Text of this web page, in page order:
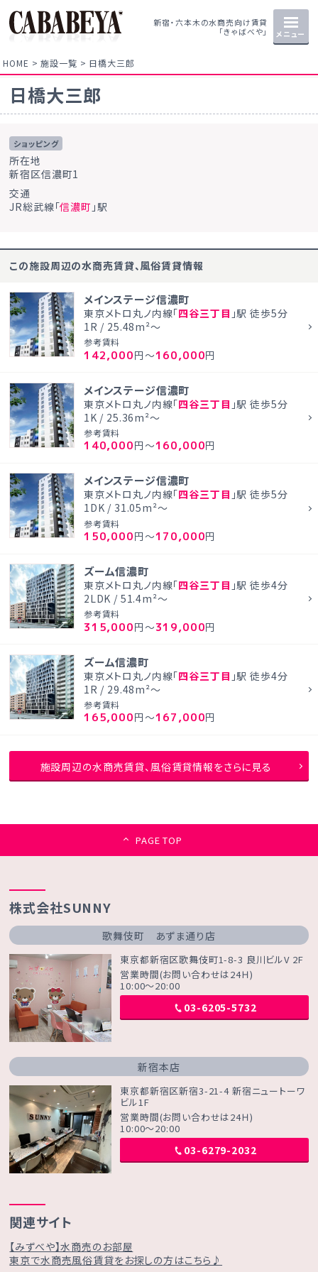
新宿・六本木の水商売向け賃貸
「きゃばべや」
メニュー
HOME 施設一覧 日橋大三郎
日橋大三郎
ショッピング
所在地
新宿区信濃町1
交通
JR総武線「信濃町 」駅
この施設周辺の水商売賃貸、風俗賃貸情報
メインステージ信濃町
東京メトロ丸ノ内線「四谷三丁目 」駅 徒歩5分
1R / 25.48m²～
参考賃料
142,000円～160,000円
メインステージ信濃町
東京メトロ丸ノ内線「四谷三丁目 」駅 徒歩5分
1K / 25.36m²～
参考賃料
140,000円～160,000円
メインステージ信濃町
東京メトロ丸ノ内線「四谷三丁目 」駅 徒歩5分
1DK / 31.05m²～
参考賃料
150,000円～170,000円
ズーム信濃町
東京メトロ丸ノ内線「四谷三丁目 」駅 徒歩4分
2LDK / 51.4m²～
参考賃料
315,000円～319,000円
ズーム信濃町
東京メトロ丸ノ内線「四谷三丁目 」駅 徒歩4分
1R / 29.48m²～
参考賃料
165,000円～167,000円
施設周辺の水商売賃貸、風俗賃貸情報をさらに見る
PAGE TOP
株式会社SUNNY
歌舞伎町 あずま通り店
東京都新宿区歌舞伎町1-8-3 良川ビルV 2F
営業時間(お問い合わせは24Ｈ)
10:00～20:00
03-6205-5732
新宿本店
東京都新宿区新宿3-21-4 新宿ニュートーワ
ビル1F
営業時間(お問い合わせは24Ｈ)
10:00～20:00
03-6279-2032
関連サイト
【みずべや】水商売のお部屋
東京で水商売風俗賃貸をお探しの方はこちら♪